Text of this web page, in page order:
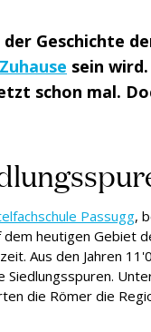
Geschichte
sein
schon mal.
Passugg,
dem heutigen Gebiet
Aus den Jahren
Siedlungsspuren.
die Römer die